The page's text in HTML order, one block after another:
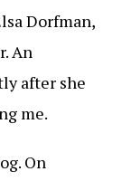
Dorfman,
An
after she
me.
On